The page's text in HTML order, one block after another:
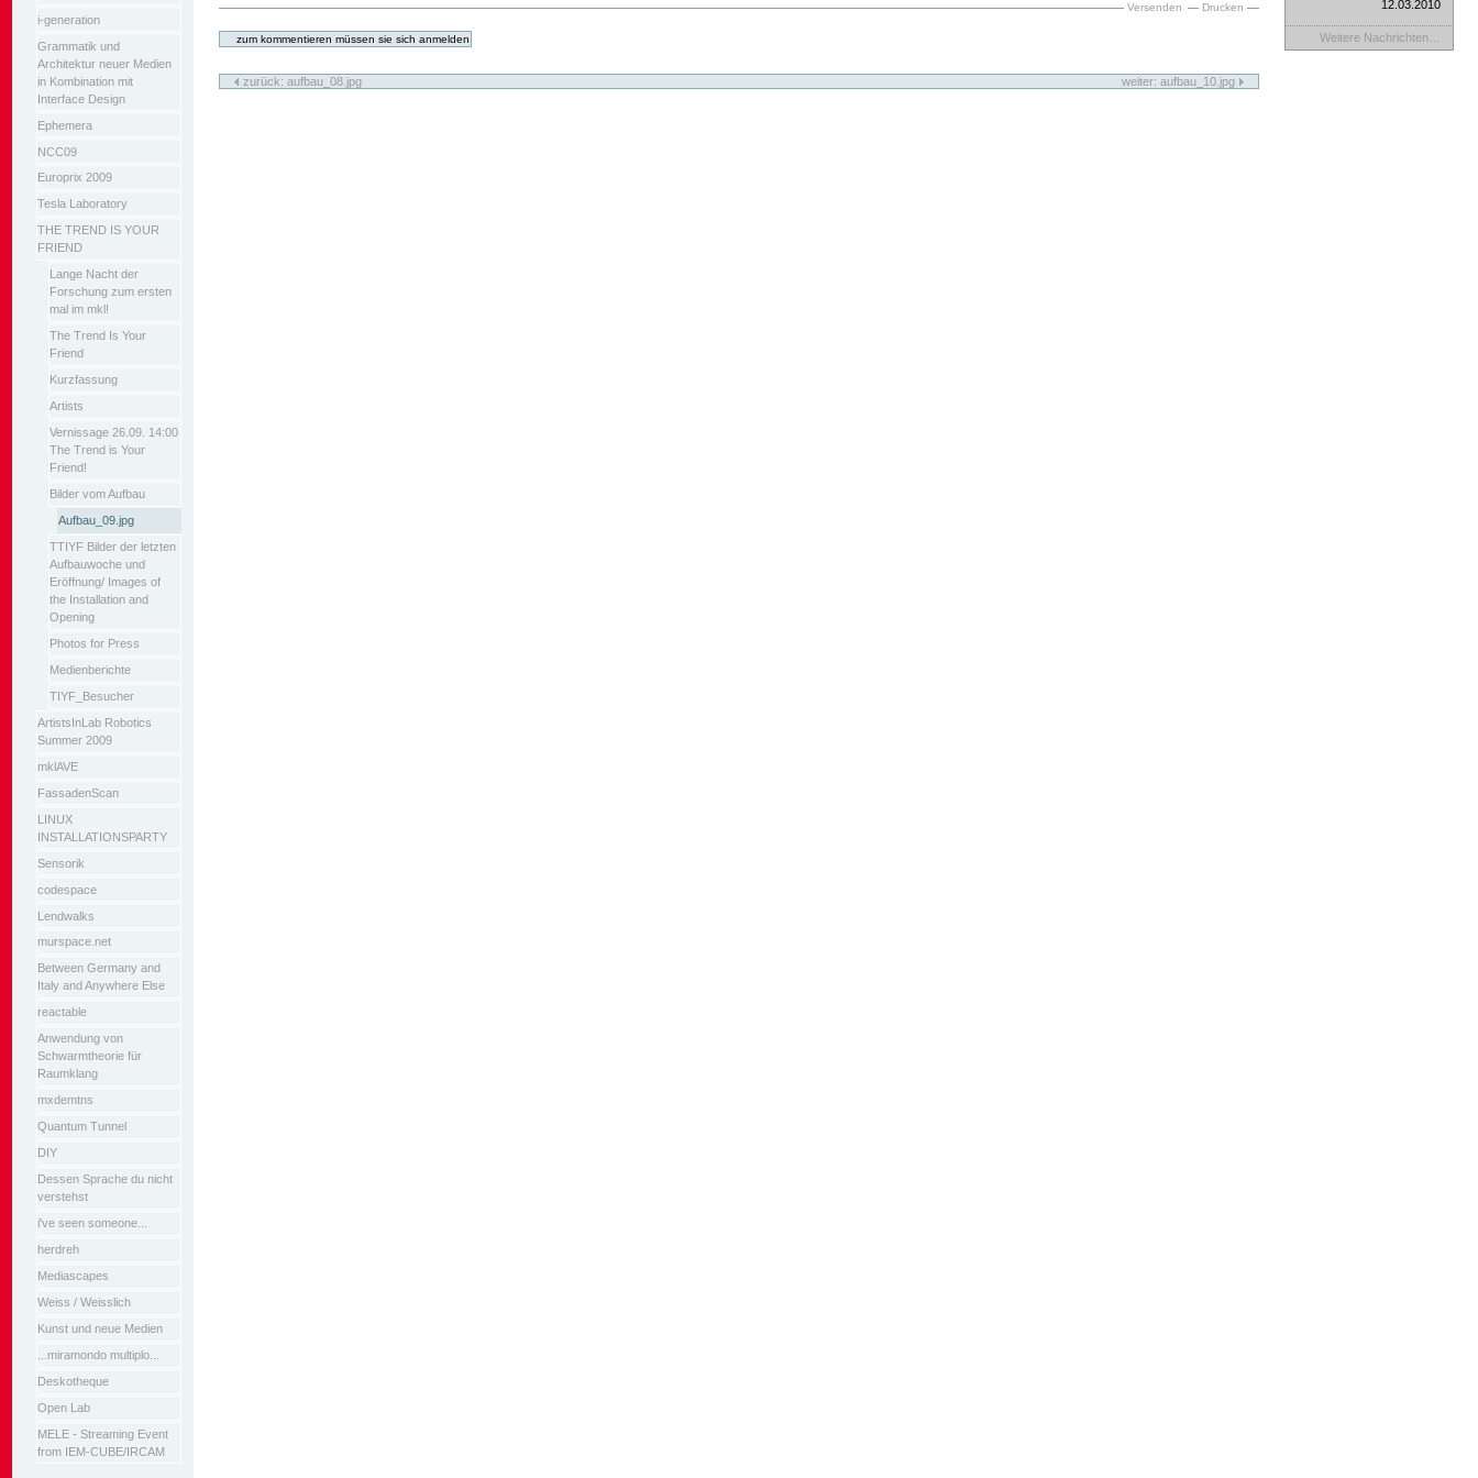
i-generation
Grammatik und
Architektur neuer Medien
in Kombination mit
Interface Design
Ephemera
NCC09
Europrix 2009
Tesla Laboratory
THE TREND IS YOUR
FRIEND
Lange Nacht der
Forschung zum ersten
mal im mkl!
The Trend Is Your
Friend
Kurzfassung
Artists
Vernissage 26.09. 14:00
The Trend is Your
Friend!
Bilder vom Aufbau
Aufbau_09.jpg
TTIYF Bilder der letzten
Aufbauwoche und
Eröffnung/ Images of
the Installation and
Opening
Photos for Press
Medienberichte
TIYF_Besucher
ArtistsInLab Robotics
Summer 2009
mklAVE
FassadenScan
LINUX
INSTALLATIONSPARTY
Sensorik
codespace
Lendwalks
murspace.net
Between Germany and
Italy and Anywhere Else
reactable
Anwendung von
Schwarmtheorie für
Raumklang
mxdemtns
Quantum Tunnel
DIY
Dessen Sprache du nicht
verstehst
i've seen someone...
herdreh
Mediascapes
Weiss / Weisslich
Kunst und neue Medien
...miramondo multiplo...
Deskotheque
Open Lab
MELE - Streaming Event
from IEM-CUBE/IRCAM
Versenden Drucken
zurück: aufbau_08.jpg weiter: aufbau_10.jpg
12.03.2010
Weitere Nachrichten…